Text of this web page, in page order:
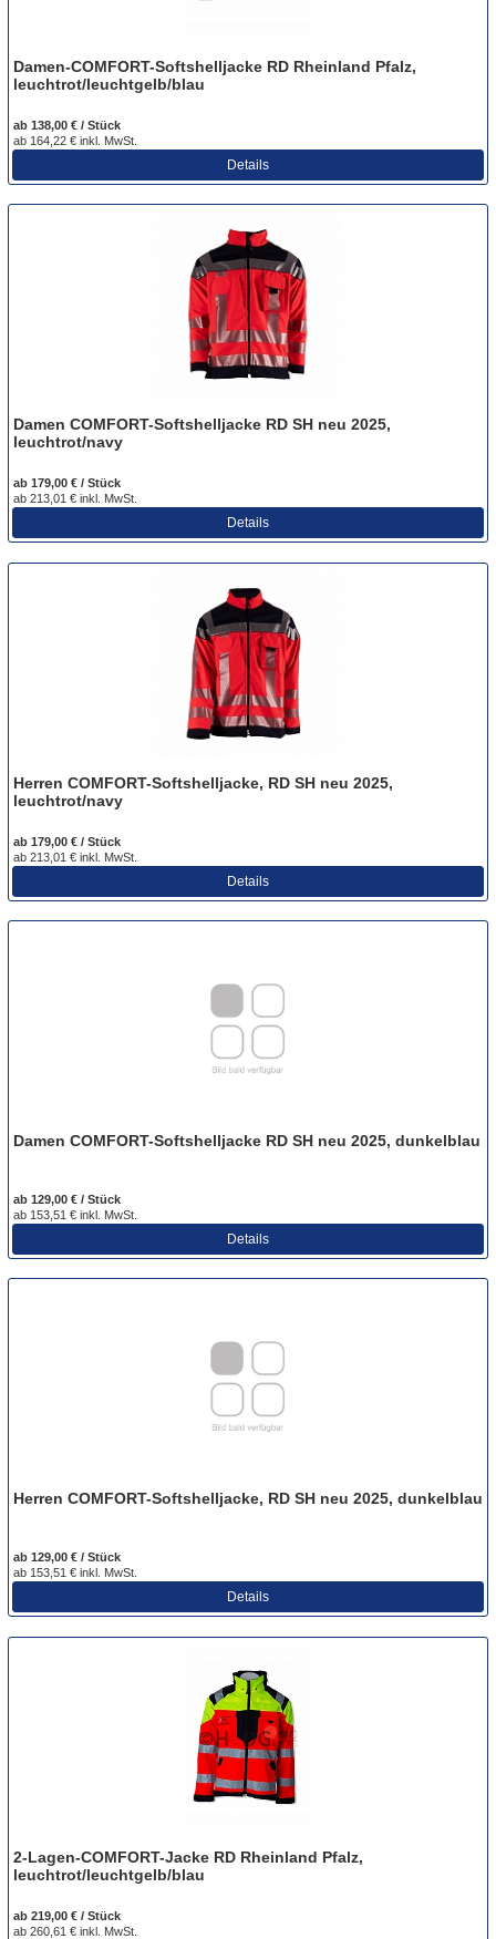
Damen-COMFORT-Softshelljacke RD Rheinland Pfalz,
leuchtrot/leuchtgelb/blau
ab 138,00 € / Stück
ab 164,22 € inkl. MwSt.
Details
Damen COMFORT-Softshelljacke RD SH neu 2025,
leuchtrot/navy
ab 179,00 € / Stück
ab 213,01 € inkl. MwSt.
Details
Herren COMFORT-Softshelljacke, RD SH neu 2025,
leuchtrot/navy
ab 179,00 € / Stück
ab 213,01 € inkl. MwSt.
Details
Damen COMFORT-Softshelljacke RD SH neu 2025, dunkelblau
ab 129,00 € / Stück
ab 153,51 € inkl. MwSt.
Details
Herren COMFORT-Softshelljacke, RD SH neu 2025, dunkelblau
ab 129,00 € / Stück
ab 153,51 € inkl. MwSt.
Details
2-Lagen-COMFORT-Jacke RD Rheinland Pfalz,
leuchtrot/leuchtgelb/blau
ab 219,00 € / Stück
ab 260,61 € inkl. MwSt.